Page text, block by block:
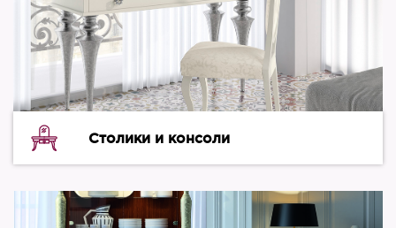
Столики и консоли